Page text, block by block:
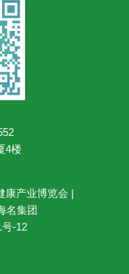
4楼
康产业博览会 |
名集团
-12